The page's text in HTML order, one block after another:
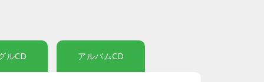
ルCD アルバムCD